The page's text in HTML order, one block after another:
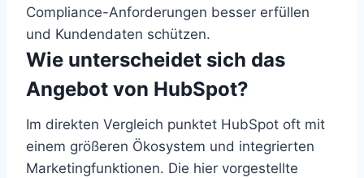
Compliance-Anforderungen besser erfüllen
und Kundendaten schützen.
Wie unterscheidet sich das
Angebot von HubSpot?
Im direkten Vergleich punktet HubSpot oft mit
einem größeren Ökosystem und integrierten
Marketingfunktionen. Die hier vorgestellte